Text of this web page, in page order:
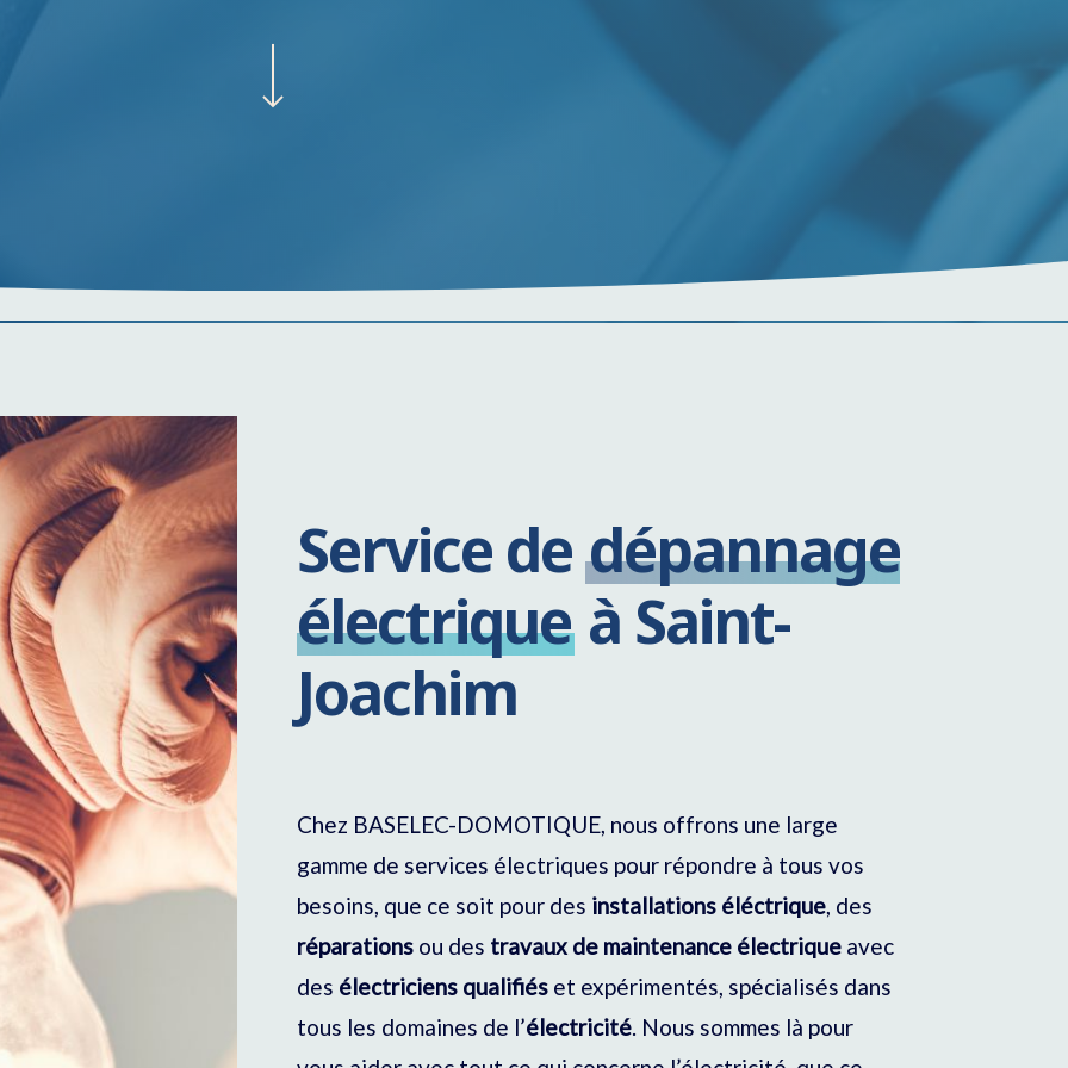
Service de dépannage
électrique à Saint-
Joachim
Chez BASELEC-DOMOTIQUE, nous offrons une large
gamme de services électriques pour répondre à tous vos
besoins, que ce soit pour des installations éléctrique , des
réparations ou des travaux de maintenance électrique avec
des électriciens qualifiés et expérimentés, spécialisés dans
tous les domaines de l’électricité . Nous sommes là pour